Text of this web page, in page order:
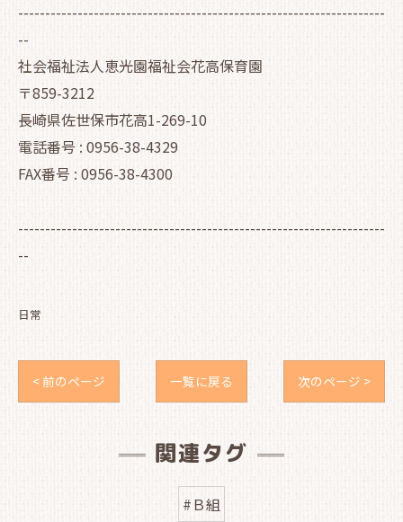
--------------------------------------------------------------------
--
社会福祉法人恵光園福祉会花高保育園
〒859-3212
長崎県佐世保市花高1-269-10
電話番号 : 0956-38-4329
FAX番号 : 0956-38-4300
--------------------------------------------------------------------
--
日常
< 前のページ 一覧に戻る 次のページ >
関連タグ
#Ｂ組